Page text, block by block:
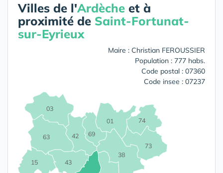
Villes de l'Ardèche et à
proximité de Saint-Fortunat-
sur-Eyrieux
Maire : Christian FEROUSSIER
Population : 777 habs.
Code postal : 07360
Code insee : 07237
01
03
15
38
42
43
63
69
73
74